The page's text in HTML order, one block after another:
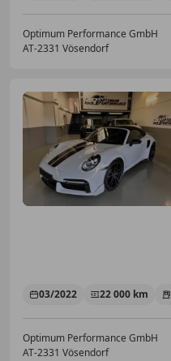
Optimum Performance GmbH
AT-2331 Vösendorf
03/2022 22 000 km
Optimum Performance GmbH
AT-2331 Vösendorf